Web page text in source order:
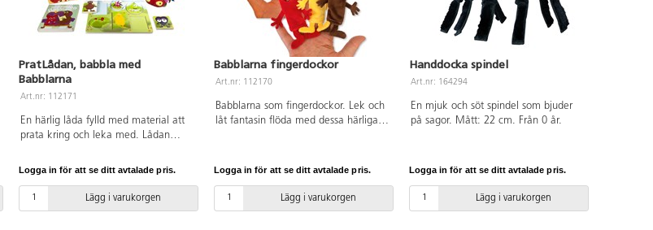
PratLådan, babbla med
Babblarna
Art.nr: 112171
En härlig låda fylld med material att
prata kring och leka med. Lådan
fingerdockor - lek och låt fantasin
åka med? Alla fingerdockorna får
plats! Tittutpussel med Babblarna som
Logga in för att se ditt avtalade pris.
Lägg i varukorgen
Babblarna fingerdockor
Art.nr: 112170
Babblarna som fingerdockor. Lek och
låt fantasin flöda med dessa härliga
Dadda, Diddi och Doddo. Storlek: 8–
Logga in för att se ditt avtalade pris.
Lägg i varukorgen
Handdocka spindel
Art.nr: 164294
En mjuk och söt spindel som bjuder
på sagor. Mått: 22 cm. Från 0 år.
Logga in för att se ditt avtalade pris.
Lägg i varukorgen